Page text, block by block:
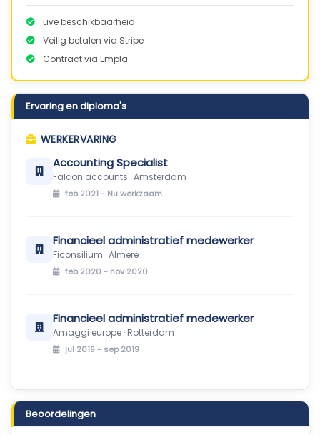
Live beschikbaarheid
Veilig betalen via Stripe
Contract via Empla
Ervaring en diploma's
WERKERVARING
Accounting Specialist
Falcon accounts · Amsterdam
feb 2021 - Nu werkzaam
Financieel administratief medewerker
Ficonsilium · Almere
feb 2020 - nov 2020
Financieel administratief medewerker
Amaggi europe · Rotterdam
jul 2019 - sep 2019
Beoordelingen